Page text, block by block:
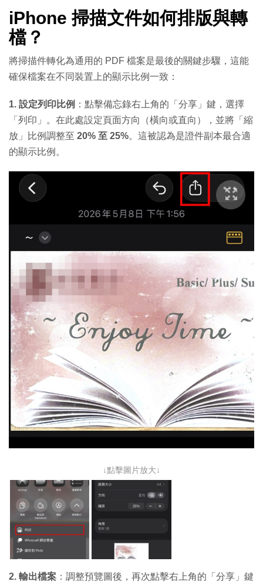
iPhone 掃描文件如何排版與轉
檔？
將掃描件轉化為通用的 PDF 檔案是最後的關鍵步驟，這能
確保檔案在不同裝置上的顯示比例一致：
1. 設定列印比例 ：點擊備忘錄右上角的「分享」鍵，選擇
「列印」。在此處設定頁面方向（橫向或直向），並將「縮
放」比例調整至 20% 至 25%。這被認為是證件副本最合適
的顯示比例。
↓點擊圖片放大↓
2. 輸出檔案 ：調整預覽圖後，再次點擊右上角的「分享」鍵